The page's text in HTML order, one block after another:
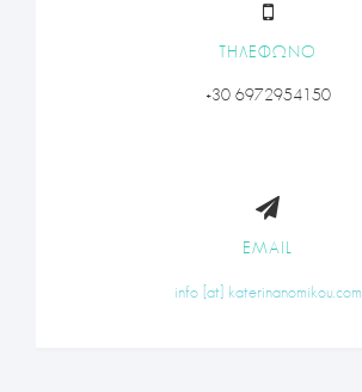
ΤΗΛΕΦΩΝΟ
+30 6972954150
EMAIL
info [at] katerinanomikou.com